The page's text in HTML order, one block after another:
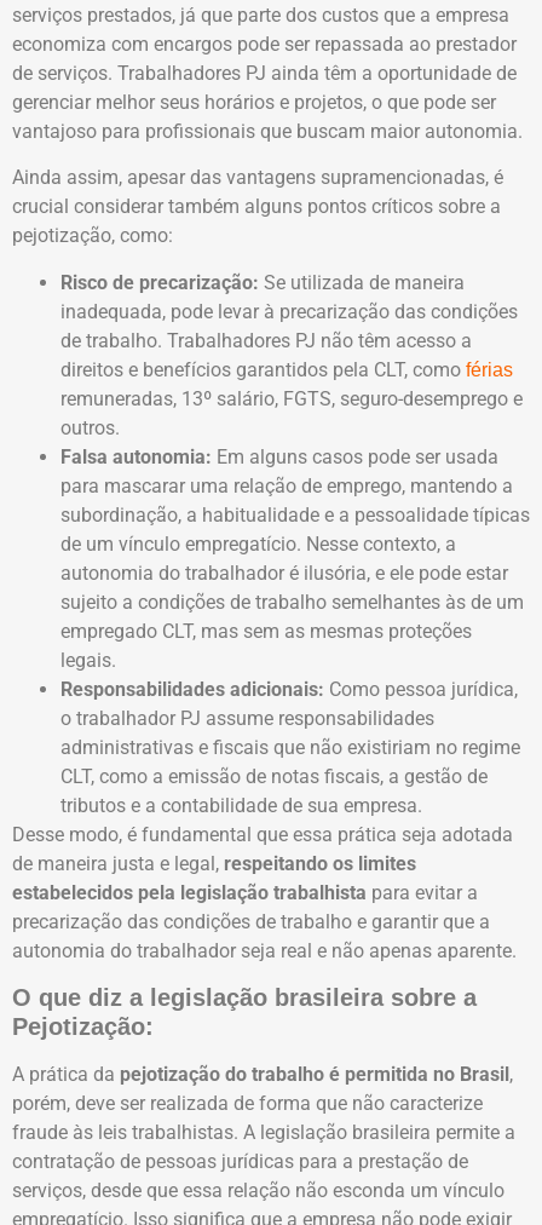
serviços prestados, já que parte dos custos que a empresa
economiza com encargos pode ser repassada ao prestador
de serviços. Trabalhadores PJ ainda têm a oportunidade de
gerenciar melhor seus horários e projetos, o que pode ser
vantajoso para profissionais que buscam maior autonomia.
Ainda assim, apesar das vantagens supramencionadas, é
crucial considerar também alguns pontos críticos sobre a
pejotização, como:
Risco de precarização: Se utilizada de maneira
inadequada, pode levar à precarização das condições
de trabalho. Trabalhadores PJ não têm acesso a
direitos e benefícios garantidos pela CLT, como férias
remuneradas, 13º salário, FGTS, seguro-desemprego e
outros.
Falsa autonomia: Em alguns casos pode ser usada
para mascarar uma relação de emprego, mantendo a
subordinação, a habitualidade e a pessoalidade típicas
de um vínculo empregatício. Nesse contexto, a
autonomia do trabalhador é ilusória, e ele pode estar
sujeito a condições de trabalho semelhantes às de um
empregado CLT, mas sem as mesmas proteções
legais.
Responsabilidades adicionais: Como pessoa jurídica,
o trabalhador PJ assume responsabilidades
administrativas e fiscais que não existiriam no regime
CLT, como a emissão de notas fiscais, a gestão de
tributos e a contabilidade de sua empresa.
Desse modo, é fundamental que essa prática seja adotada
de maneira justa e legal, respeitando os limites
estabelecidos pela legislação trabalhista para evitar a
precarização das condições de trabalho e garantir que a
autonomia do trabalhador seja real e não apenas aparente.
O que diz a legislação brasileira sobre a
Pejotização:
A prática da pejotização do trabalho é permitida no Brasil ,
porém, deve ser realizada de forma que não caracterize
fraude às leis trabalhistas. A legislação brasileira permite a
contratação de pessoas jurídicas para a prestação de
serviços, desde que essa relação não esconda um vínculo
empregatício. Isso significa que a empresa não pode exigir